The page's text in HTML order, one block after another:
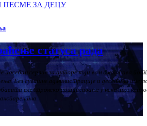
ПЕСМЕ ЗА ДЕЦУ
статуса рада
посебан сервис за ауторе који вам омогућава
Без сувишне администрације и десетина
електронско потписивање у неколико